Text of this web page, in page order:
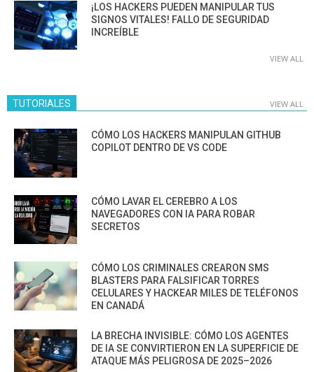
¡LOS HACKERS PUEDEN MANIPULAR TUS
SIGNOS VITALES! FALLO DE SEGURIDAD
INCREÍBLE
VIEW ALL
TUTORIALES VIEW ALL
CÓMO LOS HACKERS MANIPULAN GITHUB
COPILOT DENTRO DE VS CODE
CÓMO LAVAR EL CEREBRO A LOS
NAVEGADORES CON IA PARA ROBAR
SECRETOS
CÓMO LOS CRIMINALES CREARON SMS
BLASTERS PARA FALSIFICAR TORRES
CELULARES Y HACKEAR MILES DE TELÉFONOS
EN CANADÁ
LA BRECHA INVISIBLE: CÓMO LOS AGENTES
DE IA SE CONVIRTIERON EN LA SUPERFICIE DE
ATAQUE MÁS PELIGROSA DE 2025–2026